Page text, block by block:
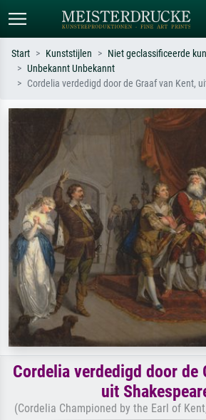
Standaard zoeken
Monet, Sterrennacht, impressionisme,
Hokusai-golf, naakt.
weide,
Start Kunststijlen
Niet geclassificeerde
Unbekannt Unbekannt
Cordelia verdedigd door de Graaf van Kent,
Cordelia verdedigd door de
uit
(Cordelia Championed by the Earl of